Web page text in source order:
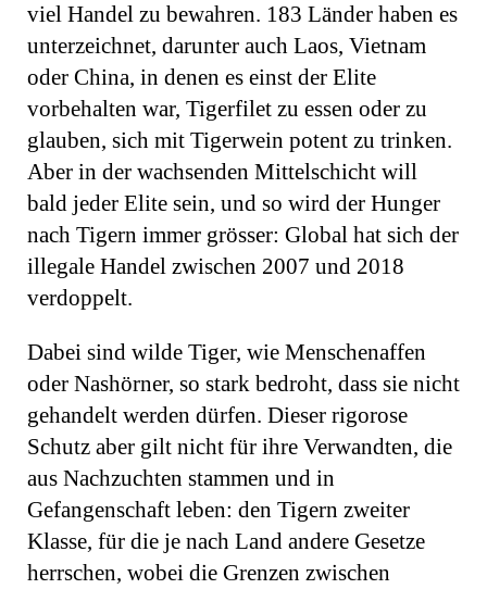
viel Handel zu bewahren. 183 Länder haben es
unterzeichnet, darunter auch Laos, Vietnam
oder China, in denen es einst der Elite
vorbehalten war, Tigerfilet zu essen oder zu
glauben, sich mit Tigerwein potent zu trinken.
Aber in der wachsenden Mittelschicht will
bald jeder Elite sein, und so wird der Hunger
nach Tigern immer grösser: Global hat sich der
illegale Handel zwischen 2007 und 2018
verdoppelt.
Dabei sind wilde Tiger, wie Menschenaffen
oder Nashör­ner, so stark bedroht, dass sie nicht
gehandelt werden dürfen. Dieser rigorose
Schutz aber gilt nicht für ihre Verwandten, die
aus Nachzuchten stammen und in
Gefangenschaft leben: den Tigern zweiter
Klasse, für die je nach Land andere Gesetze
herrschen, wobei die Grenzen zwischen